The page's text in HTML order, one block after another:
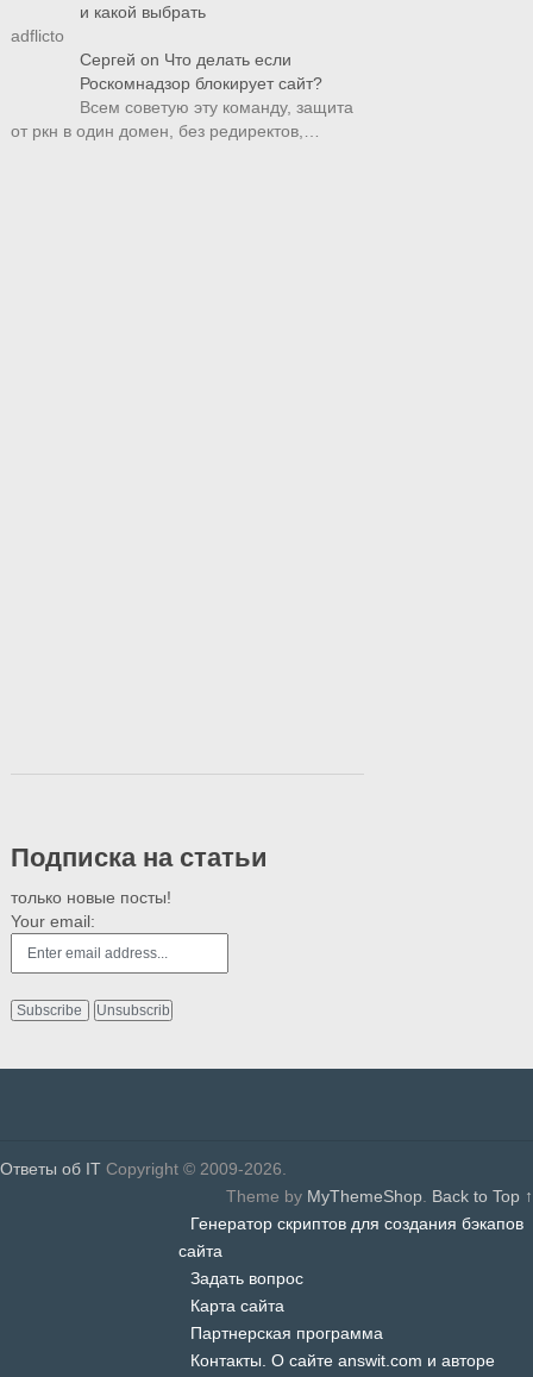
и какой выбрать
adflicto
Сергей on Что делать если
Роскомнадзор блокирует сайт?
Всем советую эту команду, защита
от ркн в один домен, без редиректов,…
Подписка на статьи
только новые посты!
Your email:
Ответы об IT Copyright © 2009-2026.
Theme by MyThemeShop Back to Top ↑
Генератор скриптов для создания бэкапов
сайта
Задать вопрос
Карта сайта
Партнерская программа
Контакты. О сайте answit.com и авторе